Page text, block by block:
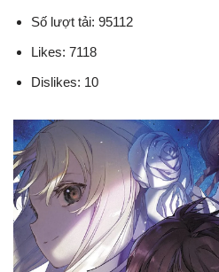
Số lượt tải: 95112
Likes: 7118
Dislikes: 10